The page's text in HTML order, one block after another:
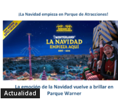
Actualidad